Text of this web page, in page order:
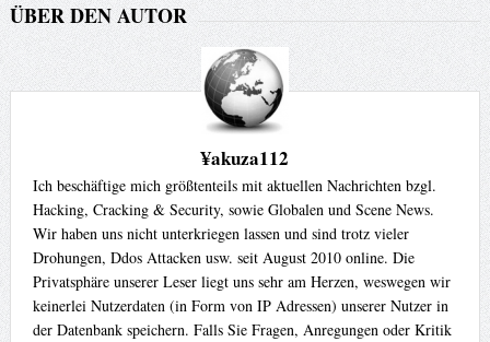
ÜBER DEN AUTOR
¥akuza112
Ich beschäftige mich größtenteils mit aktuellen Nachrichten bzgl.
Hacking, Cracking & Security, sowie Globalen und Scene News.
Wir haben uns nicht unterkriegen lassen und sind trotz vieler
Drohungen, Ddos Attacken usw. seit August 2010 online. Die
Privatsphäre unserer Leser liegt uns sehr am Herzen, weswegen wir
keinerlei Nutzerdaten (in Form von IP Adressen) unserer Nutzer in
der Datenbank speichern. Falls Sie Fragen, Anregungen oder Kritik